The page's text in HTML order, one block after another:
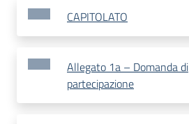
CAPITOLATO
Allegato 1a – Domanda di
partecipazione